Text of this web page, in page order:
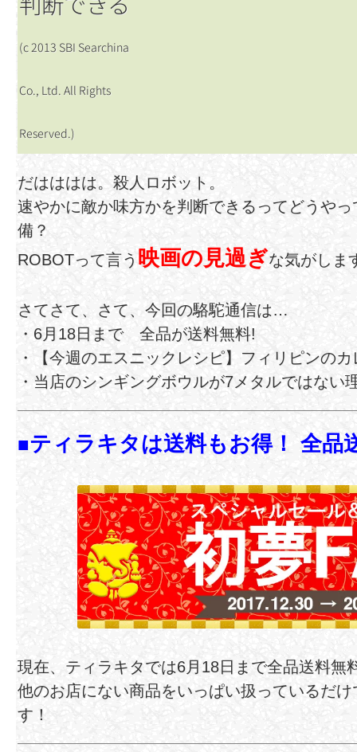
(c 2013 SBI Searchina
Co., Ltd. All Rights
Reserved.)
だはははは。殺人ロボット。
速やかに敵か味方かを判断できるってどうや
備？
ROBOTって言う 映画の見過ぎな気がしま
さてさて、さて、今回の駱駝通信は…
・6月18日まで 全品が送料無料!
・【今週のエスニックレシピ】フィリピンのカ
・当店のシンギングボウルが7メタルではない
■ティラキタは送料もお得！ 全品
現在、ティラキタでは6月18日まで全品送料無
他のお店にない商品をいっぱい扱っているだ
す！